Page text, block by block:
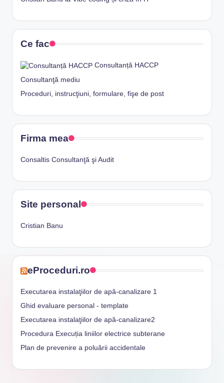
Ce fac
Consultanță HACCP
Consultanţă mediu
Proceduri, instrucţiuni, formulare, fişe de post
Firma mea
Consaltis Consultanţă şi Audit
Site personal
Cristian Banu
eProceduri.ro
Executarea instalaţiilor de apă-canalizare 1
Ghid evaluare personal - template
Executarea instalaţiilor de apă-canalizare2
Procedura Execuția liniilor electrice subterane
Plan de prevenire a poluării accidentale